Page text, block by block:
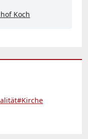
Koch
#Kirche